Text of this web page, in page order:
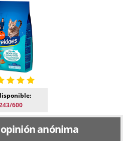
600
anónima